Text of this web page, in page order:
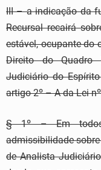
III – a indicação da
Recursal recairá
estável, ocupante
Direito do Quadro
Judiciário do
artigo 2º – A da Lei
§ 1º – Em todos
admissibilidade
de Analista